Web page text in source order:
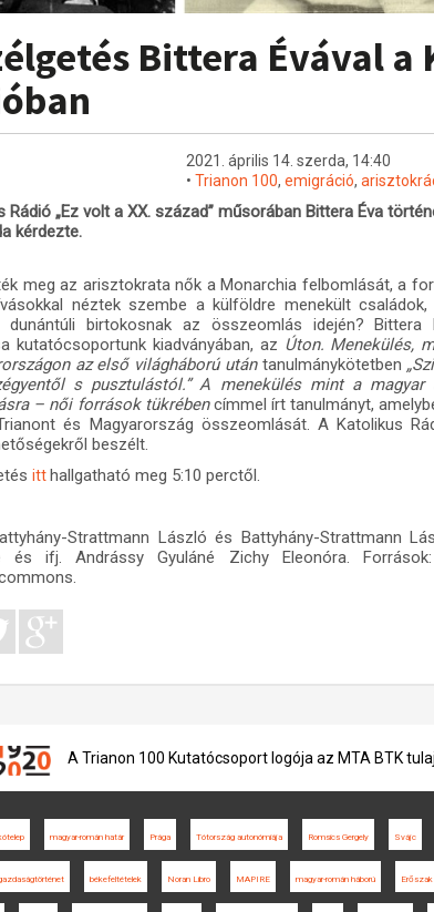
Bittera Évával a
2021. április 14. szerda, 14:40
• Trianon 100, emigráció,
Rádió „Ez volt a XX. század” műsorában Bittera Éva
kérdezte.
meg az arisztokrata nők a Monarchia felbomlását, a
néztek szembe a külföldre menekült
dunántúli birtokosnak az összeomlás idején?
kutatócsoportunk kiadványában, az Úton. Menekülés,
az első világháború utántanulmánykötetben
s pusztulástól.” A menekülés mint a magyar
– női források tükrébencímmel írt tanulmányt,
és Magyarország összeomlását. A Katolikus
beszélt.
itthallgatható meg 5:10 perctől.
Strattmann László és Battyhány-Strattmann
és ifj. Andrássy Gyuláné Zichy Eleonóra. Források:
A Trianon 100 Kutatócsoport logója az MTA BTK
magyar-román határ Prága Tótország autonómiája Romsics Gergely Svájc
békefeltételek Noran Libro MAPIRE magyar-román háború Erőszak